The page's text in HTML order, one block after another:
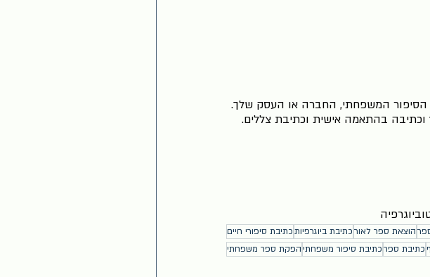
הסיפור המשפחתי, החברה או העסק שלך.
וכתיבה בהתאמה אישית וכתיבת צללים.
הוצאת ספר לאורכתיבת ביוגרפיותכתיבת סיפורי חיים
כתיבת ספרכתיבת סיפור משפחתיהפקת ספר משפחתי